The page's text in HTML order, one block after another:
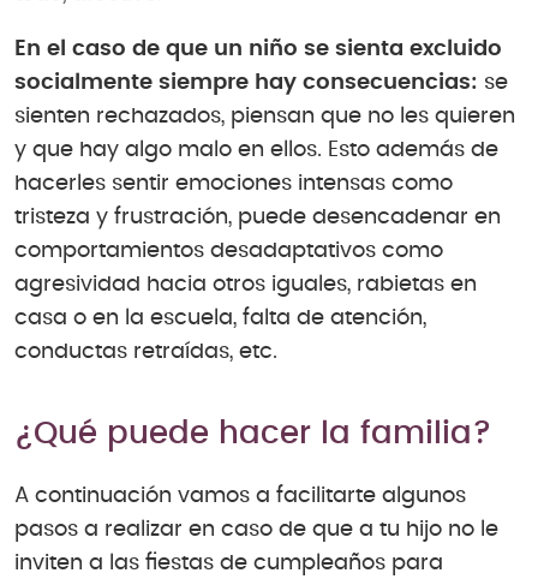
En el caso de que un niño se sienta excluido
socialmente siempre hay consecuencias: se
sienten rechazados, piensan que no les quieren
y que hay algo malo en ellos. Esto además de
hacerles sentir emociones intensas como
tristeza y frustración, puede desencadenar en
comportamientos desadaptativos como
agresividad hacia otros iguales, rabietas en
casa o en la escuela, falta de atención,
conductas retraídas, etc.
¿Qué puede hacer la familia?
A continuación vamos a facilitarte algunos
pasos a realizar en caso de que a tu hijo no le
inviten a las fiestas de cumpleaños para